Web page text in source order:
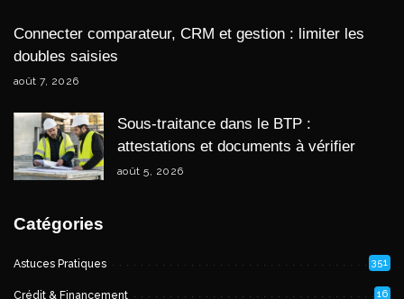
Connecter comparateur, CRM et gestion : limiter les
doubles saisies
août 7, 2026
Sous-traitance dans le BTP :
attestations et documents à vérifier
août 5, 2026
Catégories
Astuces Pratiques 351
Crédit & Financement 16